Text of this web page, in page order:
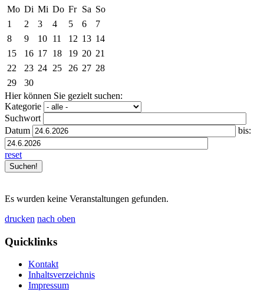
Mo Di Mi Do Fr Sa So
1
2 3 4 5 6
7
8
9 10 11 12 13 14
15
16 17 18 19 20 21
22
23 24 25 26 27 28
29
30
Hier können Sie gezielt suchen:
Kategorie
Suchwort
Datum
bis:
reset
Es wurden keine Veranstaltungen gefunden.
drucken nach oben
Quicklinks
Kontakt
Inhaltsverzeichnis
Impressum